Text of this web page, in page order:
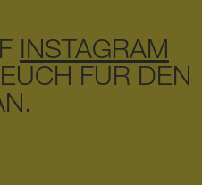
INSTAGRAM
FÜR DEN